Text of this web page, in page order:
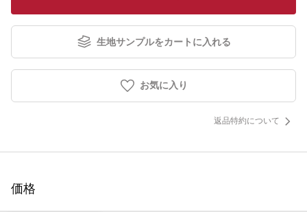
生地サンプルをカートに入れる
お気に入り
返品特約について
価格